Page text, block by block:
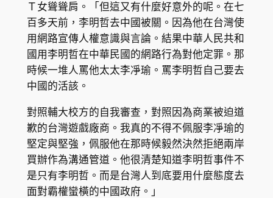
Ｔ女聳聳肩。「但這又有什麼好意外的呢。在七
百多天前，李明哲去中國被關。因為他在台灣使
用網路宣傳人權意識與言論。結果中華人民共和
國用李明哲在中華民國的網路行為對他定罪。那
時候一堆人罵他太太李凈瑜。罵李明哲自己要去
中國的活該。
對照輔大校方的自我審查，對照因為商業被迫道
歉的台灣遊戲廠商。我真的不得不佩服李凈瑜的
堅定與堅強，佩服他在那時候毅然決然拒絕兩岸
買辦作為溝通管道。他很清楚知道李明哲事件不
是只有李明哲。而是台灣人到底要用什麼態度去
面對霸權蠻橫的中國政府。」